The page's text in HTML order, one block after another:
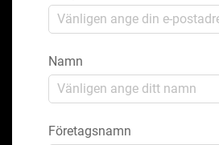
Namn
Företagsnamn